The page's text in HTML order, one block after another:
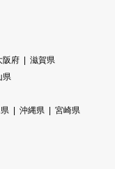
阪府
滋賀県
県
沖縄県
宮崎県